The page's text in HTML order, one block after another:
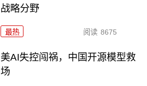
战略分野
最热 阅读 8675
美AI失控闯祸，中国开源模型救
场